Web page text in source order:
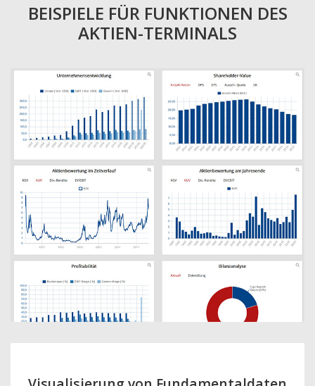
BEISPIELE FÜR FUNKTIONEN DES
AKTIEN-TERMINALS